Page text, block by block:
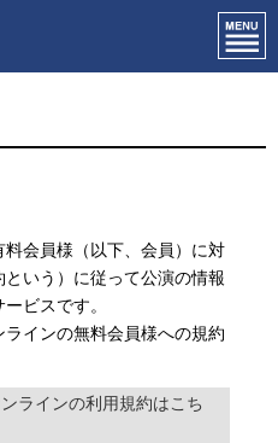
会員様（以下、会員）に対
いう）に従って公演の情報
ビスです。
インの無料会員様への規約
ラインの利用規約はこち